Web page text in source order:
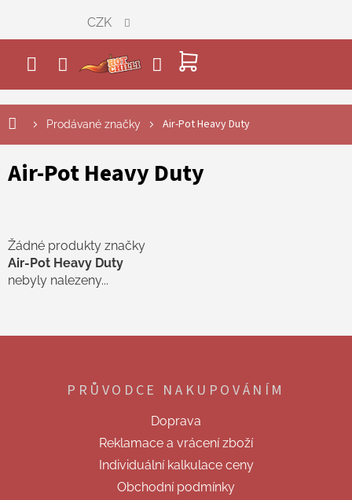
obsah
NÁKUPNÍ
KOŠÍK
CZK
Prodávané značky Air-Pot Heavy Duty
Air-Pot Heavy Duty
Žádné produkty značky
Air-Pot Heavy Duty
nebyly nalezeny...
PRŮVODCE NAKUPOVÁNÍM
Doprava
Reklamace a vrácení zboží
Individuální kalkulace ceny
Obchodní podmínky